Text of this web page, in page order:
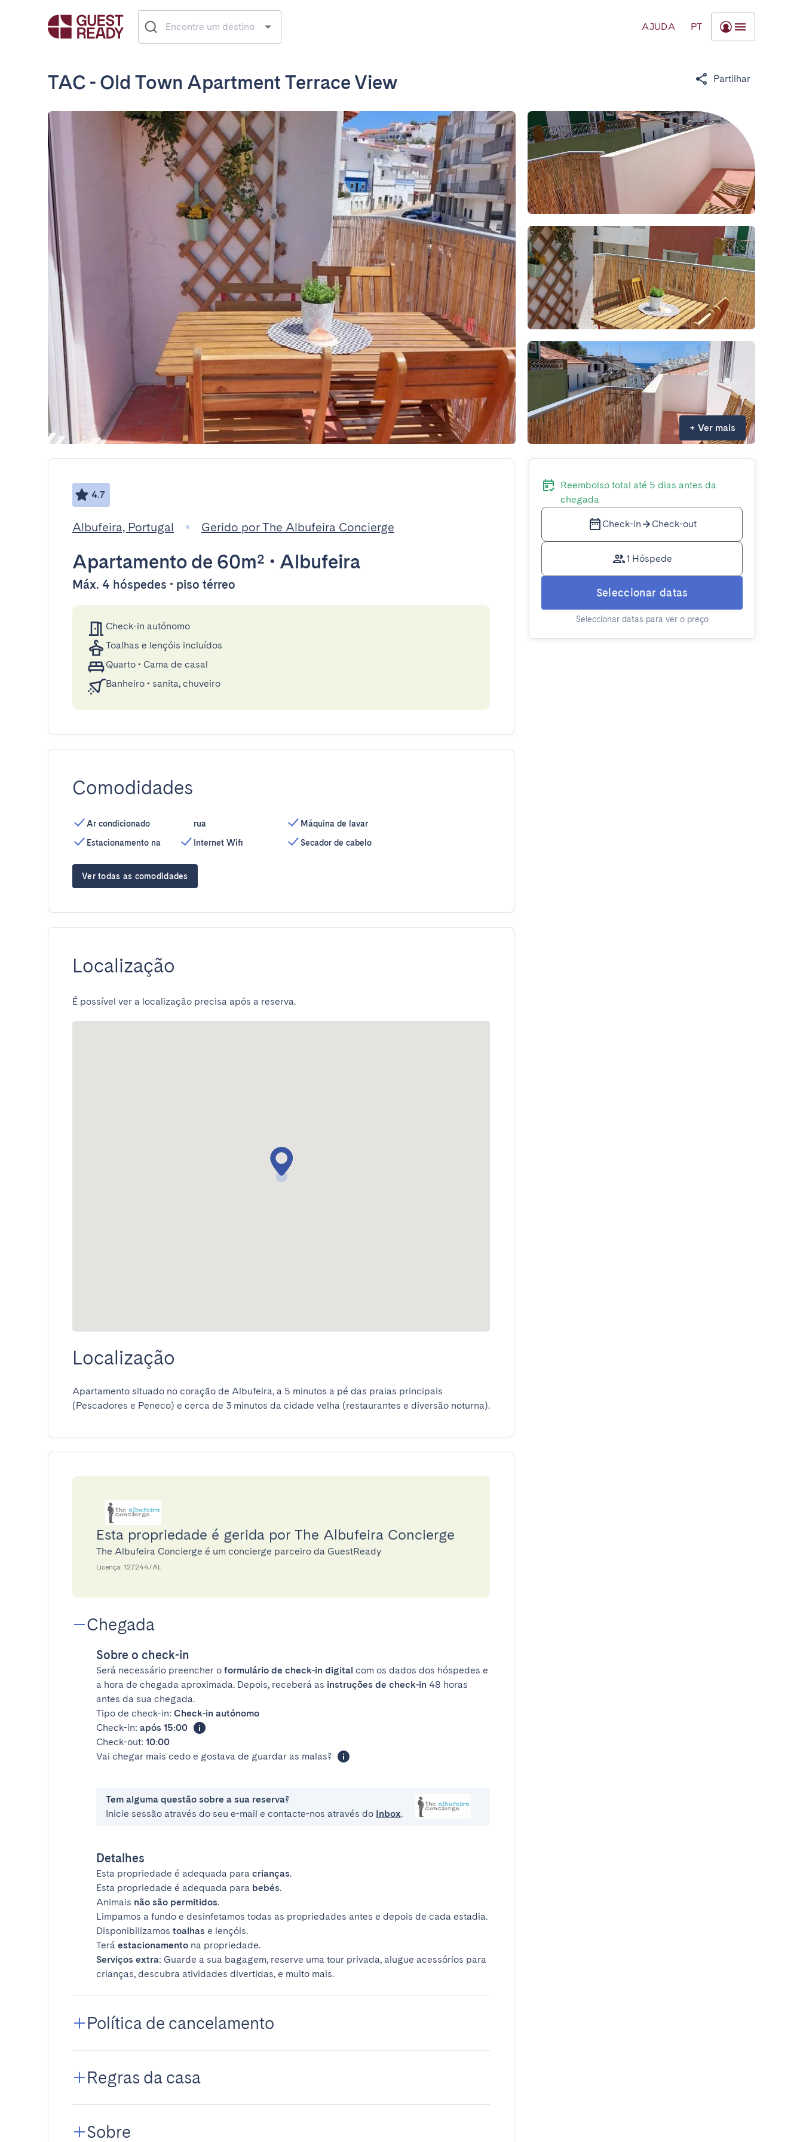
AJUDA PT
TAC - Old Town Apartment Terrace View Partilhar
+ Ver mais
4.7
Albufeira, Portugal Gerido por The Albufeira Concierge
Apartamento de 60m² • Albufeira
Máx. 4 hóspedes • piso térreo
Check-in autónomo
Toalhas e lençóis incluídos
Quarto • Cama de casal
Banheiro • sanita, chuveiro
Comodidades
Ar condicionado
Estacionamento na
rua
Internet Wifi
Máquina de lavar
Secador de cabelo
Ver todas as comodidades
Localização
É possível ver a localização precisa após a reserva.
Localização
Apartamento situado no coração de Albufeira, a 5 minutos a pé das praias principais
(Pescadores e Peneco) e cerca de 3 minutos da cidade velha (restaurantes e diversão noturna).
Esta propriedade é gerida por The Albufeira Concierge
The Albufeira Concierge é um concierge parceiro da GuestReady
Licença: 127244/AL
Chegada
Sobre o check-in
Será necessário preencher o formulário de check-in digital com os dados dos hóspedes e
a hora de chegada aproximada. Depois, receberá as instruções de check-in 48 horas
antes da sua chegada.
Tipo de check-in: Check-in autónomo
Check-in: após 15:00
Check-out: 10:00
Vai chegar mais cedo e gostava de guardar as malas?
Tem alguma questão sobre a sua reserva?
Inicie sessão através do seu e-mail e contacte-nos através do Inbox.
Detalhes
Esta propriedade é adequada para crianças.
Esta propriedade é adequada para bebés.
Animais não são permitidos.
Limpamos a fundo e desinfetamos todas as propriedades antes e depois de cada estadia.
Disponibilizamos toalhas e lençóis.
Terá estacionamento na propriedade.
Serviços extra: Guarde a sua bagagem, reserve uma tour privada, alugue acessórios para
crianças, descubra atividades divertidas, e muito mais.
Política de cancelamento
Regras da casa
Sobre
Reembolso total até 5 dias antes da
chegada
Check-in Check-out
1 Hóspede
Seleccionar datas
Seleccionar datas para ver o preço